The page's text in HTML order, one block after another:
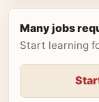
Many jobs
Start learning